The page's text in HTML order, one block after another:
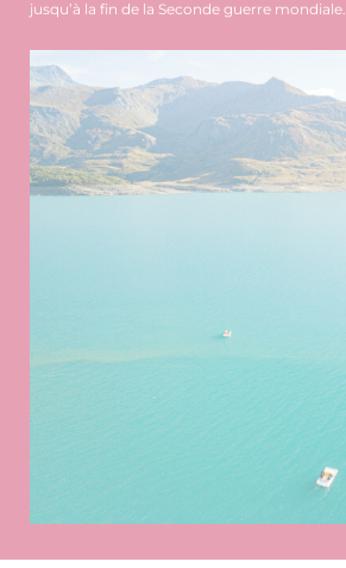
jusqu’à la fin de la Seconde guerre mondiale.